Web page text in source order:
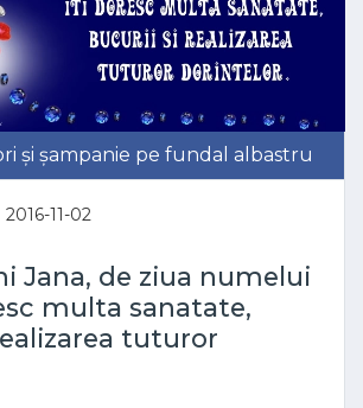
și șampanie pe fundal albastru
2016-11-02
Jana, de ziua numelui
multa sanatate,
tuturor